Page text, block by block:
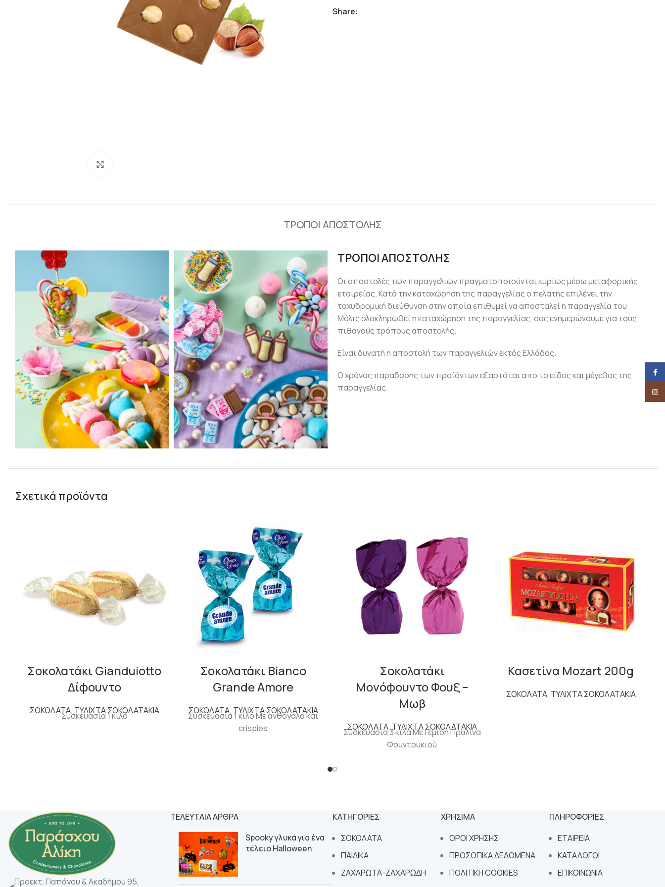
Share:
ΤΡΟΠΟΙ ΑΠΟΣΤΟΛΗΣ
ΤΡΟΠΟΙ ΑΠΟΣΤΟΛΗΣ
Οι αποστολές των παραγγελιών πραγματοποιούνται κυρίως μέσω μεταφορικής
εταιρείας. Κατά την καταχώρηση της παραγγελίας ο πελάτης επιλέγει την
ταχυδρομική διεύθυνση στην οποία επιθυμεί να αποσταλεί η παραγγελία του.
Μόλις ολοκληρωθεί η καταχώρηση της παραγγελίας, σας ενημερώνουμε για τους
πιθανούς τρόπους αποστολής.
Είναι δυνατή η αποστολή των παραγγελιών εκτός Ελλάδος.
Ο χρόνος παράδοσης των προϊόντων εξαρτάται από το είδος και μέγεθος της
παραγγελίας.
Σχετικά προϊόντα
Σοκολατάκι Gianduiotto
Δίφουντο
ΣΟΚΟΛΑΤΑ, ΤΥΛΙΧΤΑ ΣΟΚΟΛΑΤΑΚΙΑ
Συσκευασία 1 κιλό
Σοκολατάκι Bianco
Grande Amore
ΣΟΚΟΛΑΤΑ, ΤΥΛΙΧΤΑ ΣΟΚΟΛΑΤΑΚΙΑ
Συσκευασία 1 κιλό Με ανθόγαλα και
crispies
Σοκολατάκι
Μονόφουντο Φουξ –
Μωβ
ΣΟΚΟΛΑΤΑ,ΤΥΛΙΧΤΑ ΣΟΚΟΛΑΤΑΚΙΑ
Συσκευασία 3 κιλά Με Γέμιση Πραλίνα
Φουντουκιού
Κασετίνα Mozart 200g
ΣΟΚΟΛΑΤΑ, ΤΥΛΙΧΤΑ ΣΟΚΟΛΑΤΑΚΙΑ
Προεκτ. Παπάγου & Ακαδήμου 95,
ΤΕΛΕΥΤΑΙΑ ΑΡΘΡΑ
Spooky γλυκά για ένα
τέλειο Halloween
ΚΑΤΗΓΟΡΙΕΣ
ΣΟΚΟΛΑΤΑ
ΠΑΙΔΙΚΑ
ΖΑΧΑΡΩΤΑ-ΖΑΧΑΡΩΔΗ
ΧΡΗΣΙΜΑ
ΟΡΟΙ ΧΡΗΣΗΣ
ΠΡΟΣΩΠΙΚΑ ΔΕΔΟΜΕΝΑ
ΠΟΛΙΤΙΚΗ COOKIES
ΠΛΗΡΟΦΟΡΙΕΣ
ΕΤΑΙΡΕΙΑ
ΚΑΤΑΛΟΓΟΙ
ΕΠΙΚΟΙΝΩΝΙΑ